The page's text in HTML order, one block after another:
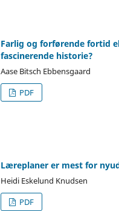
Farlig og forførende fortid
fascinerende historie?
Aase Bitsch Ebbensgaard
PDF
Læreplaner er mest for
Heidi Eskelund Knudsen
PDF